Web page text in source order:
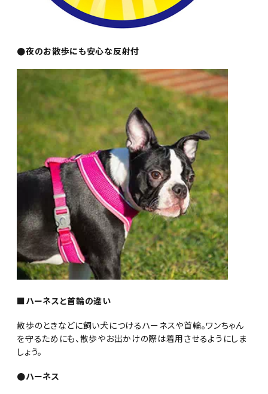
●夜のお散歩にも安心な反射付
■ハーネスと首輪の違い
散歩のときなどに飼い犬につけるハーネスや首輪。ワンちゃん
を守るためにも、散歩やお出かけの際は着用させるようにしま
しょう。
●ハーネス